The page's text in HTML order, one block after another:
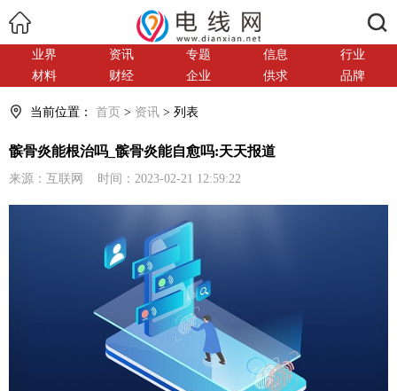
业界 资讯 专题 信息
行业
材料
财经 企业 供求 品牌
当前位置： 首页 > 资讯 > 列表
髌骨炎能根治吗_髌骨炎能自愈吗:天天报道
来源：互联网 时间：2023-02-21 12:59:22